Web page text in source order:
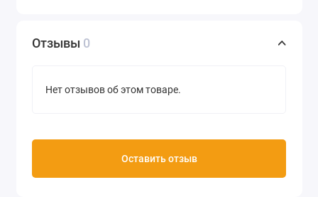
Отзывы 0
Нет отзывов об этом товаре.
Оставить отзыв